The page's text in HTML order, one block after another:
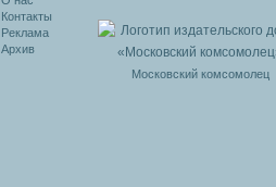
Контакты
Реклама
Архив
Московский комсомолец